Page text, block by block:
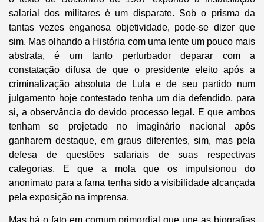
salarial dos militares é um disparate. Sob o prisma da
tantas vezes enganosa objetividade, pode-se dizer que
sim. Mas olhando a História com uma lente um pouco mais
abstrata, é um tanto perturbador deparar com a
constatação difusa de que o presidente eleito após a
criminalização absoluta de Lula e de seu partido num
julgamento hoje contestado tenha um dia defendido, para
si, a observância do devido processo legal. E que ambos
tenham se projetado no imaginário nacional após
ganharem destaque, em graus diferentes, sim, mas pela
defesa de questões salariais de suas respectivas
categorias. E que a mola que os impulsionou do
anonimato para a fama tenha sido a visibilidade alcançada
pela exposição na imprensa.
Mas há o fato em comum primordial que une as biografias